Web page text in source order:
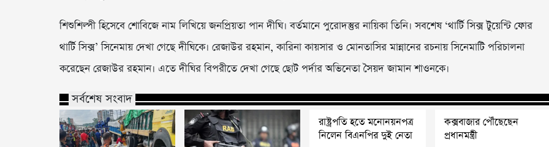
শিশুশিল্পী হিসেবে শোবিজে নাম লিখিয়ে জনপ্রিয়তা পান দীঘি। বর্তমানে পুরোদস্তুর নায়িকা তিনি। সবশেষ ‘থার্টি সিক্স টুয়েন্টি ফোর
থার্টি সিক্স’ সিনেমায় দেখা গেছে দীঘিকে। রেজাউর রহমান, কারিনা কায়সার ও মোনতাসির মান্নানের রচনায় সিনেমাটি পরিচালনা
করেছেন রেজাউর রহমান। এতে দীঘির বিপরীতে দেখা গেছে ছোট পর্দার অভিনেতা সৈয়দ জামান শাওনকে।
সর্বশেষ সংবাদ
রাষ্ট্রপতি হতে মনোনয়নপত্র
নিলেন বিএনপির দুই নেতা
কক্সবাজার পৌঁছেছেন
প্রধানমন্ত্রী